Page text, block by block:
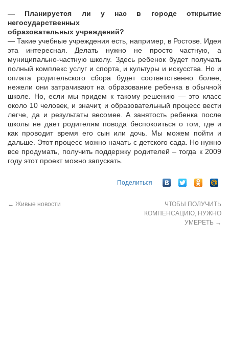
— Планируется ли у нас в городе открытие
негосударственных
образовательных учреждений?
— Такие учебные учреждения есть, например, в Ростове. Идея
эта интересная. Делать нужно не просто частную, а
муниципально-частную школу. Здесь ребенок будет получать
полный комплекс услуг и спорта, и культуры и искусства. Но и
оплата родительского сбора будет соответственно более,
нежели они затрачивают на образование ребенка в обычной
школе. Но, если мы придем к такому решению — это класс
около 10 человек, и значит, и образовательный процесс вести
легче, да и результаты весомее. А занятость ребенка после
школы не дает родителям повода беспокоиться о том, где и
как проводит время его сын или дочь. Мы можем пойти и
дальше. Этот процесс можно начать с детского сада. Но нужно
все продумать, получить поддержку родителей – тогда к 2009
году этот проект можно запускать.
Поделиться
← Живые новости
ЧТОБЫ ПОЛУЧИТЬ
КОМПЕНСАЦИЮ, НУЖНО
УМЕРЕТЬ →